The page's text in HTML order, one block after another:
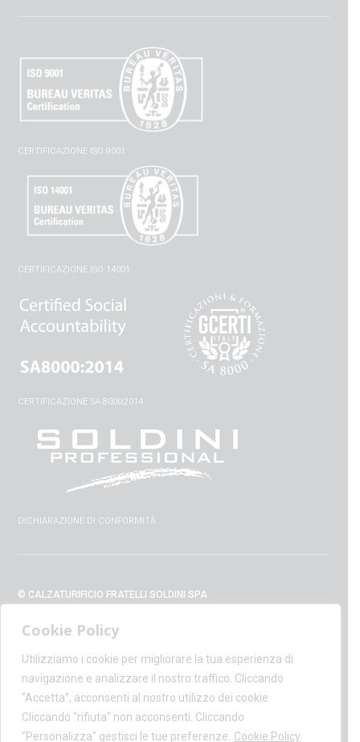
Cookie Policy
Utilizziamo i cookie per migliorare la tua esperienza di
navigazione e analizzare il nostro traffico. Cliccando
“Accetta”, acconsenti al nostro utilizzo dei cookie.
Cliccando "rifiuta" non acconsenti. Cliccando
"Personalizza" gestisci le tue preferenze. Cookie Policy
CERTIFICAZIONE ISO 9001
CERTIFICAZIONE ISO 14001
CERTIFICAZIONE SA 8000:2014
DICHIARAZIONE DI CONFORMITÀ
© CALZATURIFICIO FRATELLI SOLDINI SPA
+39 0575 428129 - FAX +39 0575 420254
SUPPORT@CALZATURIFICIOSOLDINI.IT
AMMINISTRAZIONE@PEC.CALZATURIFICIOSOLDINI.COM
P.IVA IT00100020510 - REA AR19984
CAPITALE SOCIALE € 1,170,800.00